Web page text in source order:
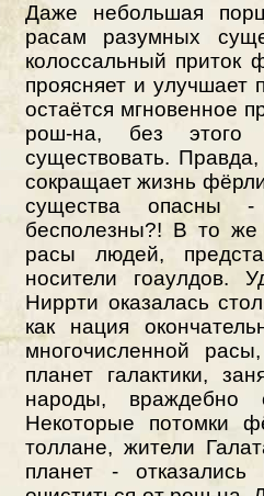
Даже небольшая
расам разумных
колоссальный приток
проясняет и
остаётся мгновенное
рош-на, без
существовать.
сокращает жизнь
существа опасны
бесполезны?! В то
расы людей,
носители гоаулдов.
Ниррти оказалась
как нация
многочисленной
планет галактики,
народы, враждебно
Некоторые потомки
толлане, жители
планет -